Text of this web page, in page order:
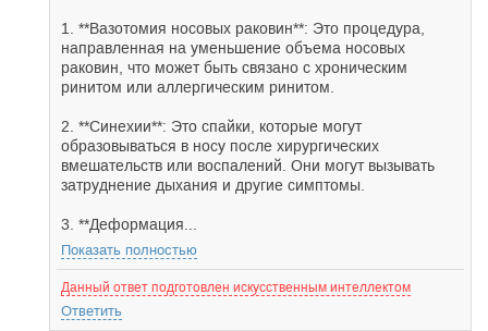
1. **Вазотомия носовых раковин**: Это процедура,
направленная на уменьшение объема носовых
раковин, что может быть связано с хроническим
ринитом или аллергическим ринитом.
2. **Синехии**: Это спайки, которые могут
образовываться в носу после хирургических
вмешательств или воспалений. Они могут вызывать
затруднение дыхания и другие симптомы.
3. **Деформация...
Показать полностью
Данный ответ подготовлен искусственным интеллектом
Ответить